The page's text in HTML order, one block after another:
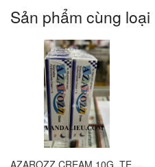
Sản phẩm cùng loại
AZAROZZ CREAM 10G. TERBINAFINE 1%. THUỐC TRỊ NẤM DA CHÂN, NẤM DA ĐÙI, NẤM DA THÂN, LANG BEN...